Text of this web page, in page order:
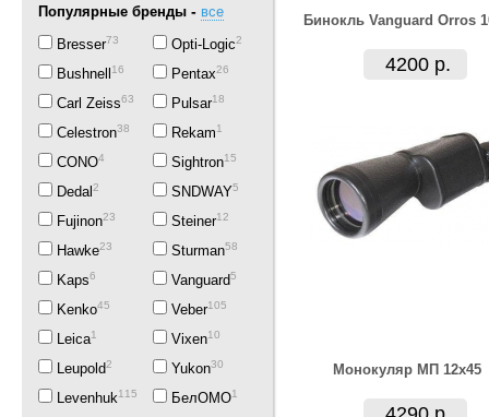
Популярные бренды - все
Bresser73
Bushnell16
Carl Zeiss63
Celestron38
CONO4
Dedal2
Fujinon23
Hawke23
Kaps6
Kenko45
Leica1
Leupold2
Levenhuk115
Opti-Logic2
Pentax26
Pulsar18
Rekam1
Sightron15
SNDWAY5
Steiner12
Sturman58
Vanguard5
Veber105
Vixen10
Yukon30
БелОМО1
Бинокль Vanguard Orros
4200 р.
Монокуляр МП 12х45